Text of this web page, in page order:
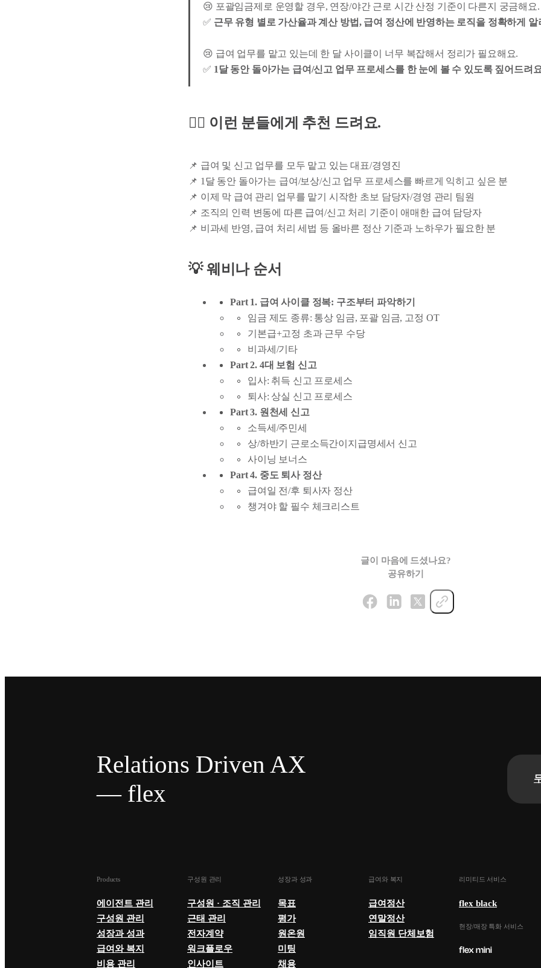
😢 포괄임금제로 운영할 경우, 연장/야간 근로 시간 산정 기준이 다른지 궁금해요.
✅ 근무 유형 별로 가산율과 계산 방법, 급여 정산에 반영하는 로직을 정확하게 알
😢 급여 업무를 맡고 있는데 한 달 사이클이 너무 복잡해서 정리가 필요해요.
✅ 1달 동안 돌아가는 급여/신고 업무 프로세스를 한 눈에 볼 수 있도록 짚어드려
🙋‍♀️ 이런 분들에게 추천 드려요.
📌 급여 및 신고 업무를 모두 맡고 있는 대표/경영진
📌 1달 동안 돌아가는 급여/보상/신고 업무 프로세스를 빠르게 익히고 싶은 분
📌 이제 막 급여 관리 업무를 맡기 시작한 초보 담당자/경영 관리 팀원
📌 조직의 인력 변동에 따른 급여/신고 처리 기준이 애매한 급여 담당자
📌 비과세 반영, 급여 처리 세법 등 올바른 정산 기준과 노하우가 필요한 분
💡 웨비나 순서
Part 1. 급여 사이클 정복: 구조부터 파악하기
임금 제도 종류: 통상 임금, 포괄 임금, 고정 OT
기본급+고정 초과 근무 수당
비과세/기타
Part 2. 4대 보험 신고
입사: 취득 신고 프로세스
퇴사: 상실 신고 프로세스
Part 3. 원천세 신고
소득세/주민세
상/하반기 근로소득간이지급명세서 신고
사이닝 보너스
Part 4. 중도 퇴사 정산
급여일 전/후 퇴사자 정산
챙겨야 할 필수 체크리스트
글이 마음에 드셨나요?
공유하기
Relations Driven AX
— flex
Products
에이전트 관리
구성원 관리
성장과 성과
급여와 복지
비용 관리
구성원 관리
구성원 · 조직 관리
근태 관리
전자계약
워크플로우
인사이트
성장과 성과
목표
평가
원온원
미팅
채용
급여와 복지
급여정산
연말정산
임직원 단체보험
리미티드 서비스
flex black
현장/매장 특화 서비스